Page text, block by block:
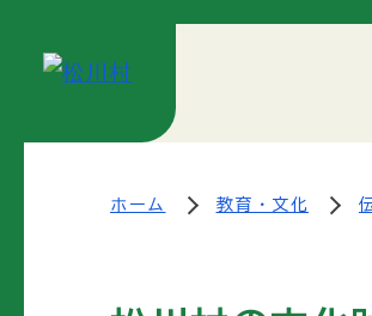
ホーム 教育・文化